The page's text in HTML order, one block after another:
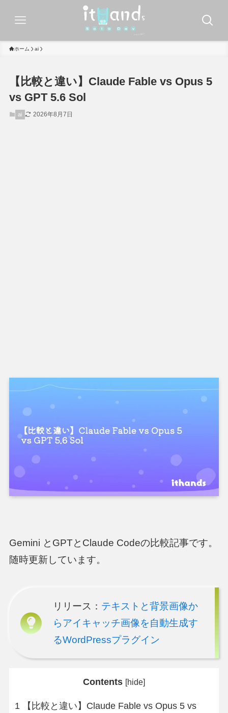
ホーム ai
【比較と違い】Claude Fable vs Opus 5
vs GPT 5.6 Sol
ai 2026年8月7日
Gemini とGPTとClaude Codeの比較記事です。
随時更新しています。
リリース： テキストと背景画像か
らアイキャッチ画像を自動生成す
るWordPressプラグイン
Contents [hide]
1 【比較と違い】Claude Fable vs Opus 5 vs